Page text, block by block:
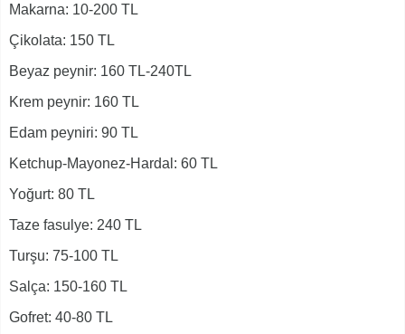
Makarna: 10-200 TL
Çikolata: 150 TL
Beyaz peynir: 160 TL-240TL
Krem peynir: 160 TL
Edam peyniri: 90 TL
Ketchup-Mayonez-Hardal: 60 TL
Yoğurt: 80 TL
Taze fasulye: 240 TL
Turşu: 75-100 TL
Salça: 150-160 TL
Gofret: 40-80 TL